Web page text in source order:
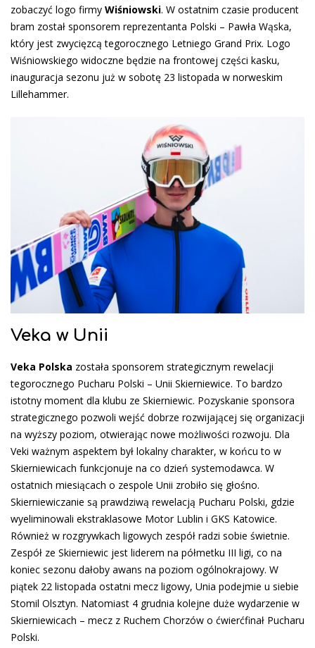
zobaczyć logo firmy Wiśniowski. W ostatnim czasie producent
bram został sponsorem reprezentanta Polski – Pawła Wąska,
który jest zwycięzcą tegorocznego Letniego Grand Prix. Logo
Wiśniowskiego widoczne będzie na frontowej części kasku,
inauguracja sezonu już w sobotę 23 listopada w norweskim
Lillehammer.
Veka w Unii
Veka Polska została sponsorem strategicznym rewelacji
tegorocznego Pucharu Polski – Unii Skierniewice. To bardzo
istotny moment dla klubu ze Skierniewic. Pozyskanie sponsora
strategicznego pozwoli wejść dobrze rozwijającej się organizacji
na wyższy poziom, otwierając nowe możliwości rozwoju. Dla
Veki ważnym aspektem był lokalny charakter, w końcu to w
Skierniewicach funkcjonuje na co dzień systemodawca. W
ostatnich miesiącach o zespole Unii zrobiło się głośno.
Skierniewiczanie są prawdziwą rewelacją Pucharu Polski, gdzie
wyeliminowali ekstraklasowe Motor Lublin i GKS Katowice.
Również w rozgrywkach ligowych zespół radzi sobie świetnie.
Zespół ze Skierniewic jest liderem na półmetku III ligi, co na
koniec sezonu dałoby awans na poziom ogólnokrajowy. W
piątek 22 listopada ostatni mecz ligowy, Unia podejmie u siebie
Stomil Olsztyn. Natomiast 4 grudnia kolejne duże wydarzenie w
Skierniewicach – mecz z Ruchem Chorzów o ćwierćfinał Pucharu
Polski.